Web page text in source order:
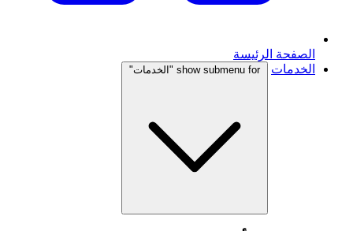
الصفحة الرئيسة
الخدمات
show submenu for "الخدمات"